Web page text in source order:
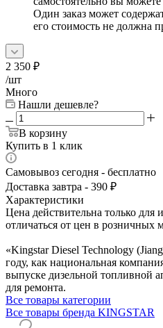
Один заказ может
его стоимость не должна
2 350 ₽
/шт
Много
Нашли дешевле?
В корзину
Купить в 1 клик
Самовывоз сегодня - бесплатно
Доставка завтра - 390 ₽
Характеристики
Цена действительна только для
отличаться от цен в розничных
«Kingstar Diesel Technology
году, как национальная
выпуске дизельной топливной
для ремонта.
Все товары категории
Все товары бренда KINGSTAR